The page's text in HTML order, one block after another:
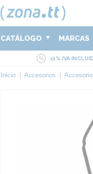
CATÁLOGO MARCAS
21% IVA
Inicio Accesorios